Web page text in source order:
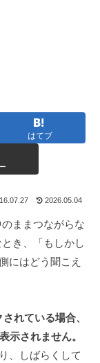
はてブ
2026.05.04
ままつながらな
き、「もしかし
にはどう聞こえ
れている場合、
示されません。
、しばらくして